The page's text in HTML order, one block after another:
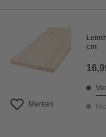
Merken
cm